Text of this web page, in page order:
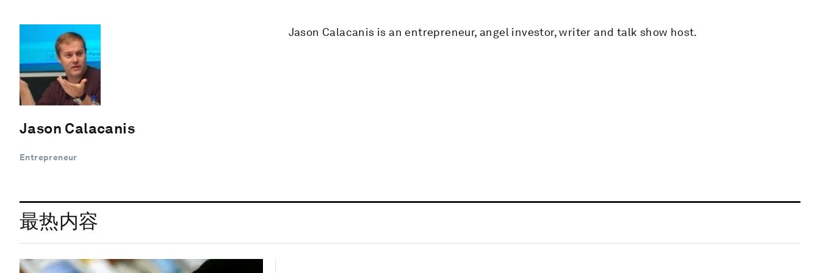
Jason Calacanis
Entrepreneur
Jason Calacanis is an entrepreneur, angel investor, writer and talk show host.
最热内容